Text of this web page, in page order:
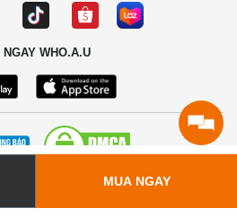
MUA NGAY
NGAY WHO.A.U
về Công ty TNHH TC Commerce